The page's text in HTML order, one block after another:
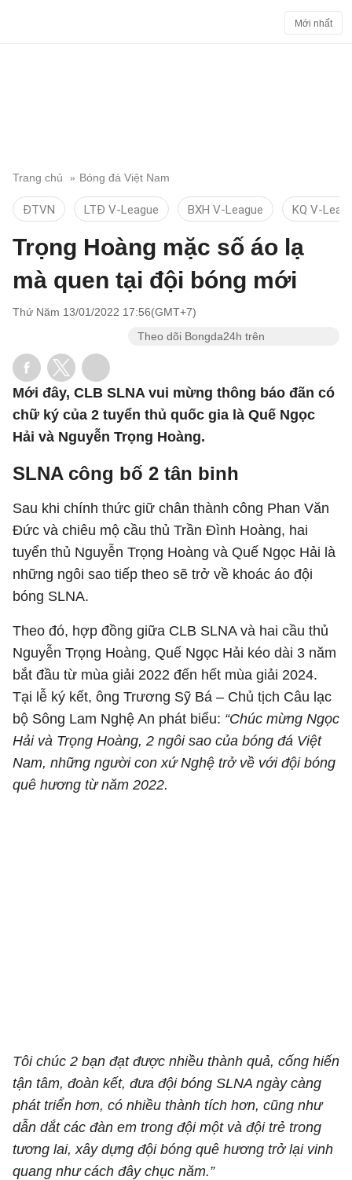
Mới nhất
Trang chủ Bóng đá Việt Nam
ĐTVN LTĐ V-League BXH V-League KQ V-
Trọng Hoàng mặc số áo lạ
mà quen tại đội bóng mới
Thứ Năm 13/01/2022 17:56(GMT+7)
Theo dõi Bongda24h trên
Mới đây, CLB SLNA vui mừng thông báo đãn có
chữ ký của 2 tuyển thủ quốc gia là Quế Ngọc
Hải và Nguyễn Trọng Hoàng.
SLNA công bố 2 tân binh
Sau khi chính thức giữ chân thành công Phan Văn
Đức và chiêu mộ cầu thủ Trần Đình Hoàng, hai
tuyển thủ Nguyễn Trọng Hoàng và Quế Ngọc Hải là
những ngôi sao tiếp theo sẽ trở về khoác áo đội
bóng SLNA.
Theo đó, hợp đồng giữa CLB SLNA và hai cầu thủ
Nguyễn Trọng Hoàng, Quế Ngọc Hải kéo dài 3 năm
bắt đầu từ mùa giải 2022 đến hết mùa giải 2024.
Tại lễ ký kết, ông Trương Sỹ Bá – Chủ tịch Câu lạc
bộ Sông Lam Nghệ An phát biểu: “Chúc mừng Ngọc
Hải và Trọng Hoàng, 2 ngôi sao của bóng đá Việt
Nam, những người con xứ Nghệ trở về với đội bóng
quê hương từ năm 2022.
Tôi chúc 2 bạn đạt được nhiều thành quả, cống hiến
tận tâm, đoàn kết, đưa đội bóng SLNA ngày càng
phát triển hơn, có nhiều thành tích hơn, cũng như
dẫn dắt các đàn em trong đội một và đội trẻ trong
tương lai, xây dựng đội bóng quê hương trở lại vinh
quang như cách đây chục năm.”